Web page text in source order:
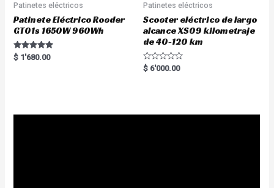
Patinetes eléctricos
Patinete Eléctrico Rooder
GT01s 1650W 960Wh
Rated
5.00
$ 1'680.00
Patinetes eléctricos
Scooter eléctrico de largo
alcance XS09 kilometraje
de 40-120 km
R
a
$ 6'000.00